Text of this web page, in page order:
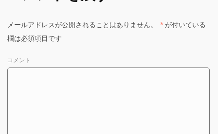
メールアドレスが公開されることはありません。 * が付いている
欄は必須項目です
コメント